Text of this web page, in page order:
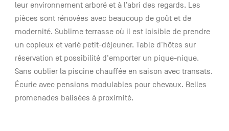
leur environnement arboré et à l’abri des regards. Les
pièces sont rénovées avec beaucoup de goût et de
modernité. Sublime terrasse où il est loisible de prendre
un copieux et varié petit-déjeuner. Table d'hôtes sur
réservation et possibilité d'emporter un pique-nique.
Sans oublier la piscine chauffée en saison avec transats.
Écurie avec pensions modulables pour chevaux. Belles
promenades balisées à proximité.